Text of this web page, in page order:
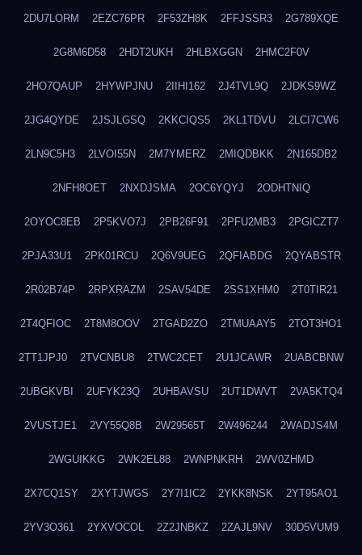
2DU7LORM 2EZC76PR 2F53ZH8K 2FFJSSR3 2G789XQE
2G8M6D58 2HDT2UKH 2HLBXGGN 2HMC2F0V
2HO7QAUP 2HYWPJNU 2IIHI162 2J4TVL9Q 2JDKS9WZ
2JG4QYDE 2JSJLGSQ 2KKCIQS5 2KL1TDVU 2LCI7CW6
2LN9C5H3 2LVOI55N 2M7YMERZ 2MIQDBKK 2N165DB2
2NFH8OET 2NXDJSMA 2OC6YQYJ 2ODHTNIQ
2OYOC8EB 2P5KVO7J 2PB26F91 2PFU2MB3 2PGICZT7
2PJA33U1 2PK01RCU 2Q6V9UEG 2QFIABDG 2QYABSTR
2R02B74P 2RPXRAZM 2SAV54DE 2SS1XHM0 2T0TIR21
2T4QFIOC 2T8M8OOV 2TGAD2ZO 2TMUAAY5 2TOT3HO1
2TT1JPJ0 2TVCNBU8 2TWC2CET 2U1JCAWR 2UABCBNW
2UBGKVBI 2UFYK23Q 2UHBAVSU 2UT1DWVT 2VA5KTQ4
2VUSTJE1 2VY55Q8B 2W29565T 2W496244 2WADJS4M
2WGUIKKG 2WK2EL88 2WNPNKRH 2WV0ZHMD
2X7CQ1SY 2XYTJWGS 2Y7I1IC2 2YKK8NSK 2YT95AO1
2YV3O361 2YXVOCOL 2Z2JNBKZ 2ZAJL9NV 30D5VUM9